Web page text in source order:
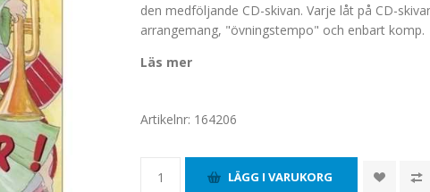
den medföljande CD-skivan. Varje låt på CD-
arrangemang, "övningstempo" och enbart komp.
Läs mer
Artikelnr: 164206